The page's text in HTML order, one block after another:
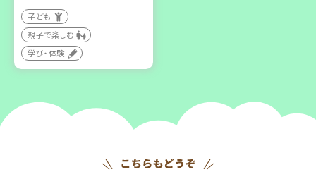
子ども
親子で楽しむ
学び・体験